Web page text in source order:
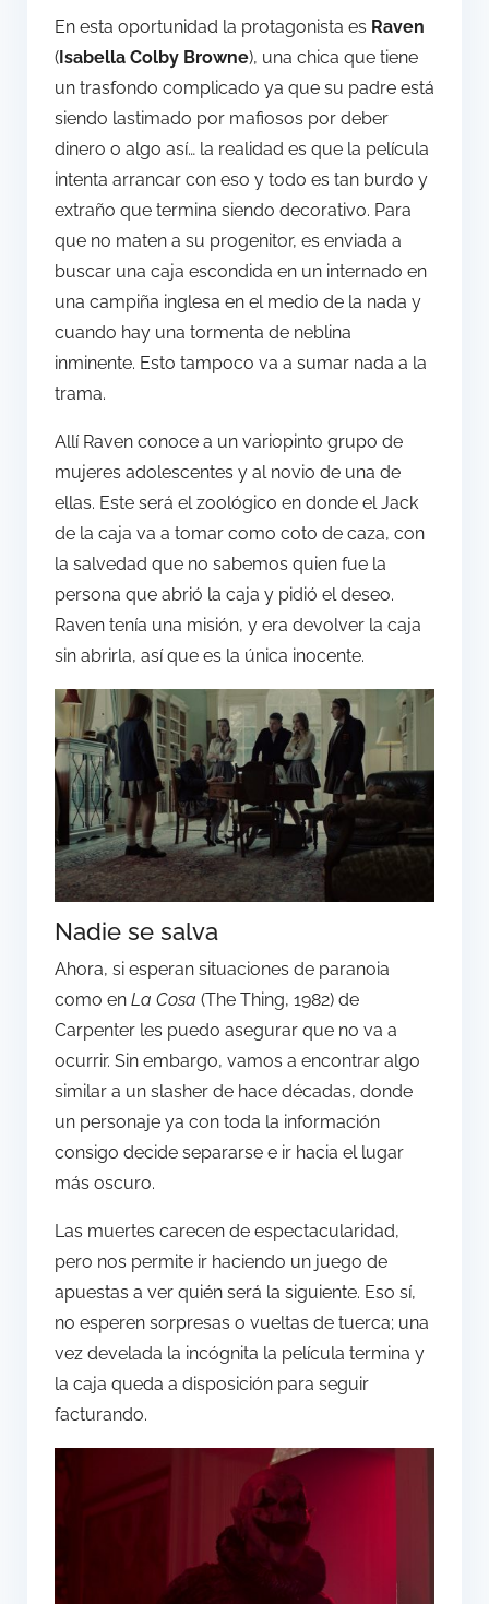
En esta oportunidad la protagonista es Raven
(Isabella Colby Browne), una chica que tiene
un trasfondo complicado ya que su padre está
siendo lastimado por mafiosos por deber
dinero o algo así… la realidad es que la película
intenta arrancar con eso y todo es tan burdo y
extraño que termina siendo decorativo. Para
que no maten a su progenitor, es enviada a
buscar una caja escondida en un internado en
una campiña inglesa en el medio de la nada y
cuando hay una tormenta de neblina
inminente. Esto tampoco va a sumar nada a la
trama.
Allí Raven conoce a un variopinto grupo de
mujeres adolescentes y al novio de una de
ellas. Este será el zoológico en donde el Jack
de la caja va a tomar como coto de caza, con
la salvedad que no sabemos quien fue la
persona que abrió la caja y pidió el deseo.
Raven tenía una misión, y era devolver la caja
sin abrirla, así que es la única inocente.
Nadie se salva
Ahora, si esperan situaciones de paranoia
como en La Cosa (The Thing, 1982) de
Carpenter les puedo asegurar que no va a
ocurrir. Sin embargo, vamos a encontrar algo
similar a un slasher de hace décadas, donde
un personaje ya con toda la información
consigo decide separarse e ir hacia el lugar
más oscuro.
Las muertes carecen de espectacularidad,
pero nos permite ir haciendo un juego de
apuestas a ver quién será la siguiente. Eso sí,
no esperen sorpresas o vueltas de tuerca; una
vez develada la incógnita la película termina y
la caja queda a disposición para seguir
facturando.